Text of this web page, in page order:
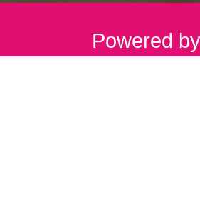
Powered by